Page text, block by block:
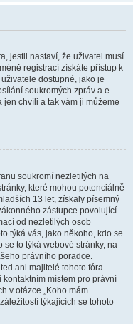
jestli nastaví, že uživatel musí
registrací získáte přístup k
dostupné, jako je
soukromých zpráv a e-
jen chvíli a tak vám ji můžeme
soukromí nezletilých na
které mohou potenciálně
13 let, získaly písemný
zástupce povolující
od nezletilých osob
týká vás, jako někoho, kdo se
to týká webové stránky, na
právního poradce.
ani majitelé tohoto fóra
místem pro právní
v otázce „Koho mám
týkajících se tohoto